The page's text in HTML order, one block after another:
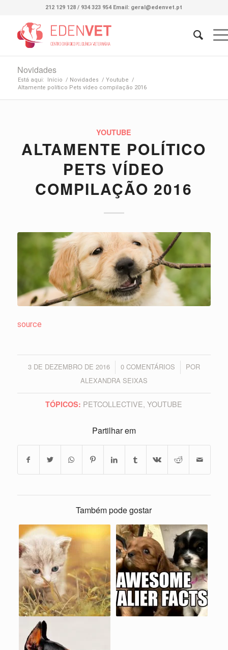
212 129 128 / 934 323 954 Email: geral@edenvet.pt
Novidades
Está aqui: Início / Novidades / Youtube /
Altamente político Pets vídeo compilação 2016
YOUTUBE
ALTAMENTE POLÍTICO
PETS VÍDEO
COMPILAÇÃO 2016
source
3 DE DEZEMBRO DE 2016
/ 0 COMENTÁRIOS
/
POR
ALEXANDRA SEIXAS
TÓPICOS: PETCOLLECTIVE,YOUTUBE
Partilhar em
Também pode gostar